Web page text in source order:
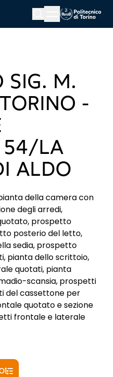
Menu button
SIG. M.
-
54/LA
ALDO
della camera con
degli arredi,
prospetto
posterio del letto,
sedia, prospetto
pianta dello scrittoio,
quotati, pianta
scansia, prospetti
del cassettone per
quotato e sezione
frontale e laterale